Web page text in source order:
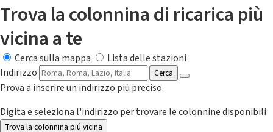
Trova la colonnina di ricarica più
vicina a te
Cerca sulla mappa
Lista delle stazioni
Indirizzo
Cerca
Prova a inserire un indirizzo più preciso.
Digita e seleziona l'indirizzo per trovare le colonnine disponibili
Trova la colonnina piú vicina